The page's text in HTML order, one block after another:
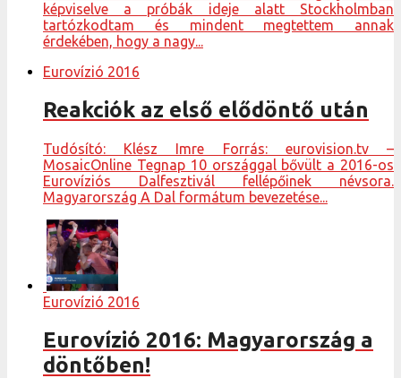
képviselve a próbák ideje alatt Stockholmban
tartózkodtam és mindent megtettem annak
érdekében, hogy a nagy...
Eurovízió 2016
Reakciók az első elődöntő után
Tudósító: Klész Imre Forrás: eurovision.tv –
MosaicOnline Tegnap 10 országgal bővült a 2016-os
Eurovíziós Dalfesztivál fellépőinek névsora.
Magyarország A Dal formátum bevezetése...
Eurovízió 2016
Eurovízió 2016: Magyarország a
döntőben!